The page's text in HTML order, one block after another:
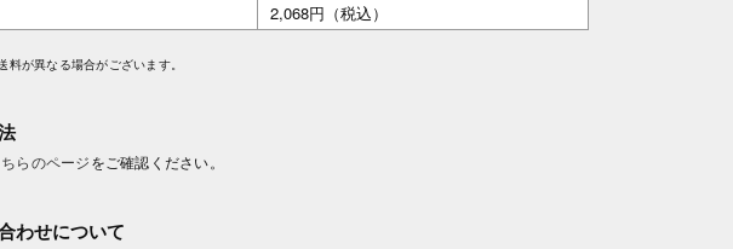
2,068円（税込）
料が異なる場合がございます。
ちらのページをご確認ください。
わせについて